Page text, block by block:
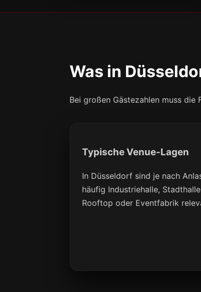
Was in
Bei großen Gästezahlen muss
Typische Venue-Lagen
In Düsseldorf sind je nach
häufig Industriehalle,
Rooftop oder Eventfabrik